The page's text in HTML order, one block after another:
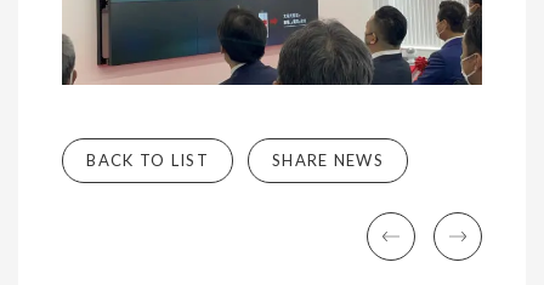
BACK TO LIST SHARE NEWS